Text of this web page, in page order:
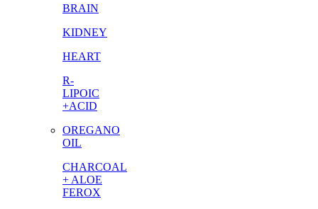
BRAIN
KIDNEY
HEART
R-
LIPOIC
+ACID
OREGANO
OIL
CHARCOAL
+ ALOE
FEROX